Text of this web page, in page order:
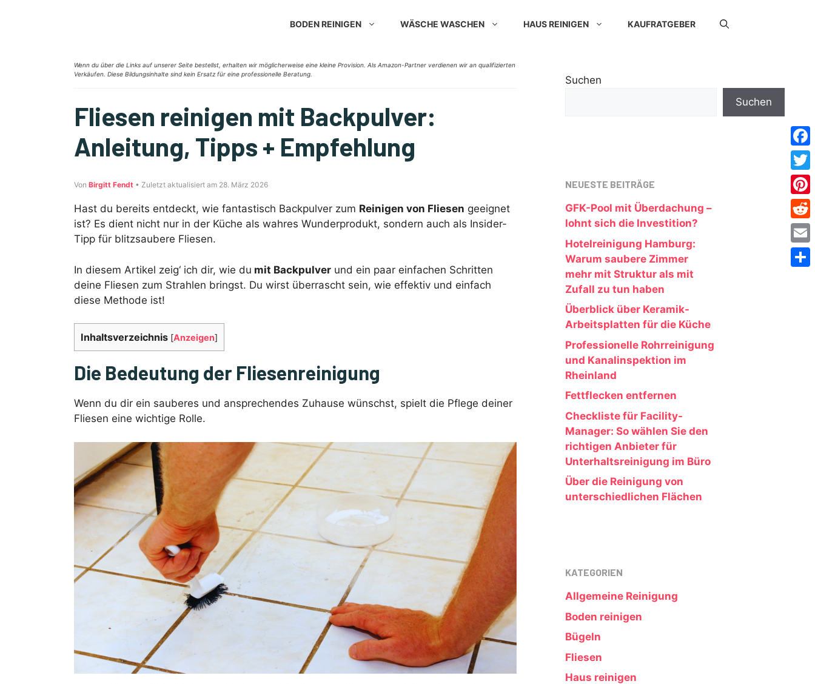
BODEN REINIGEN WÄSCHE WASCHEN HAUS REINIGEN KAUFRATGEBER
Wenn du über die Links auf unserer Seite bestellst, erhalten wir möglicherweise eine kleine Provision. Als Amazon-Partner verdienen wir an qualifizierten
Verkäufen. Diese Bildungsinhalte sind kein Ersatz für eine professionelle Beratung.
Fliesen reinigen mit Backpulver:
Anleitung, Tipps + Empfehlung
Von Birgitt Fendt • Zuletzt aktualisiert am 28. März 2026
Hast du bereits entdeckt, wie fantastisch Backpulver zum Reinigen von Fliesen geeignet
ist? Es dient nicht nur in der Küche als wahres Wunderprodukt, sondern auch als Insider-
Tipp für blitzsaubere Fliesen.
In diesem Artikel zeig‘ ich dir, wie du mit Backpulver und ein paar einfachen Schritten
deine Fliesen zum Strahlen bringst. Du wirst überrascht sein, wie effektiv und einfach
diese Methode ist!
Inhaltsverzeichnis [Anzeigen]
Die Bedeutung der Fliesenreinigung
Wenn du dir ein sauberes und ansprechendes Zuhause wünschst, spielt die Pflege deiner
Fliesen eine wichtige Rolle.
Suchen
Suchen
NEUESTE BEITRÄGE
GFK-Pool mit Überdachung –
lohnt sich die Investition?
Hotelreinigung Hamburg:
Warum saubere Zimmer
mehr mit Struktur als mit
Zufall zu tun haben
Überblick über Keramik-
Arbeitsplatten für die Küche
Professionelle Rohrreinigung
und Kanalinspektion im
Rheinland
Fettflecken entfernen
Checkliste für Facility-
Manager: So wählen Sie den
richtigen Anbieter für
Unterhaltsreinigung im Büro
Über die Reinigung von
unterschiedlichen Flächen
KATEGORIEN
Allgemeine Reinigung
Boden reinigen
Bügeln
Fliesen
Haus reinigen